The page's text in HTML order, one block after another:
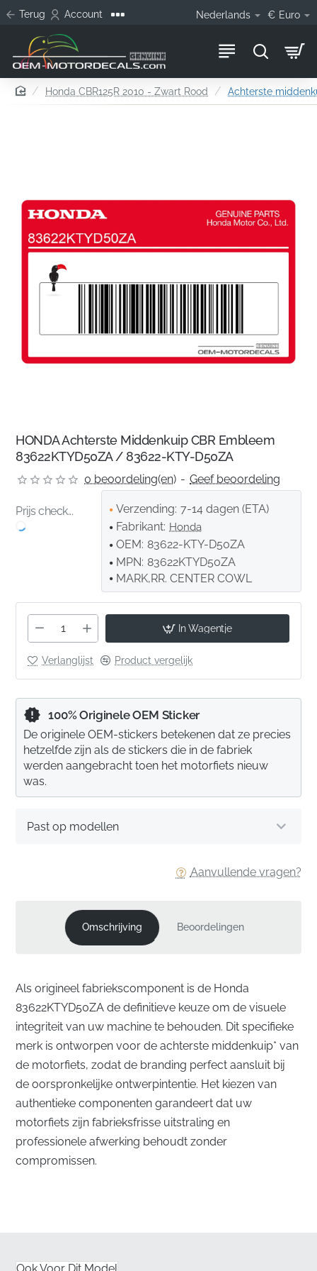
Terug Account Nederlands € Euro
homeHonda CBR125R 2010 - Zwart Rood Achterste
HONDA Achterste Middenkuip CBR Embleem
83622KTYD50ZA / 83622-KTY-D50ZA
0 beoordeling(en) - Geef beoordeling
Prijs check... Verzending: 7-14 dagen (ETA)
Fabrikant: Honda
OEM: 83622-KTY-D50ZA
MPN: 83622KTYD50ZA
MARK,RR. CENTER COWL
In Wagentje
Verlanglijst Product vergelijk
Aanvullende vragen?
Past op modellen
100% Originele OEM Sticker
De originele OEM-stickers betekenen dat ze precies
hetzelfde zijn als de stickers die in de fabriek
werden aangebracht toen het motorfiets nieuw
was.
Omschrijving Beoordelingen
Als origineel fabriekscomponent is de Honda
83622KTYD50ZA de definitieve keuze om de visuele
integriteit van uw machine te behouden. Dit specifieke
merk is ontworpen voor de achterste middenkuip* van
de motorfiets, zodat de branding perfect aansluit bij
de oorspronkelijke ontwerpintentie. Het kiezen van
authentieke componenten garandeert dat uw
motorfiets zijn fabrieksfrisse uitstraling en
professionele afwerking behoudt zonder
compromissen.